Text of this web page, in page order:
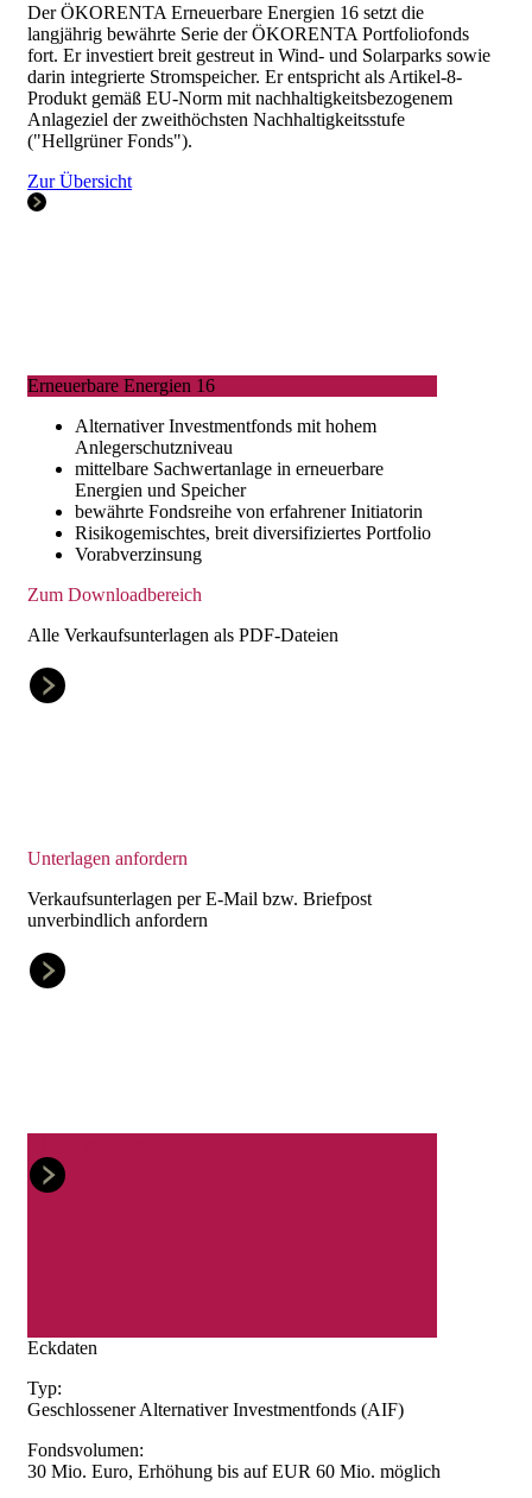
Der ÖKORENTA Erneuerbare Energien 16setzt die
langjährig bewährte Serie der ÖKORENTA Portfoliofonds
fort. Er investiert breit gestreut inWind- und Solarparks sowie
darinintegrierte Stromspeicher.Er entspricht als Artikel-8-
Produkt gemäß EU-Norm mit nachhaltigkeitsbezogenem
Anlageziel der zweithöchsten Nachhaltigkeitsstufe
("Hellgrüner Fonds").
Zur Übersicht
Erneuerbare Energien 16
Alternativer Investmentfonds mit hohem
Anlegerschutzniveau
mittelbare Sachwertanlage in erneuerbare
Energien und Speicher
bewährte Fondsreihe von erfahrener Initiatorin
Risikogemischtes, breit diversifiziertes Portfolio
Vorabverzinsung
Zum Downloadbereich
Alle Verkaufsunterlagen als PDF-Dateien
Unterlagen anfordern
Verkaufsunterlagen per E-Mail bzw. Briefpost
unverbindlich anfordern
Eckdaten
Typ:
Geschlossener Alternativer Investmentfonds (AIF)
Fondsvolumen:
30 Mio. Euro, Erhöhung bis auf EUR 60 Mio. möglich